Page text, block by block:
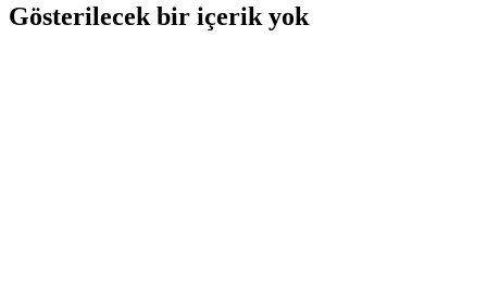
Gösterilecek bir içerik yok